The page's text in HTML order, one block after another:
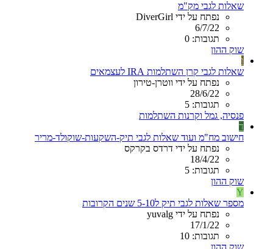
שאלות לגבי מק"מ
נפתח על ידי DiverGirl
6/7/22
תגובות: 0
שוק ההון
ו
שאלות לגבי קרן השתלמות IRA לעצמאים
נפתח על ידי ווטרן-טירון
28/6/22
תגובות: 5
פנסיה, גמל וקרנות השתלמות
ד
חישוב מח"מ ועוד שאלות לגבי תיק-השקעות-שוקולד-מריר
נפתח על ידי דרדס בקרקס
18/4/22
תגובות: 5
שוק ההון
Y
מספר שאלות לגבי תיק ל5-10 שנים הקרובות
נפתח על ידי yuvalg
17/1/22
תגובות: 10